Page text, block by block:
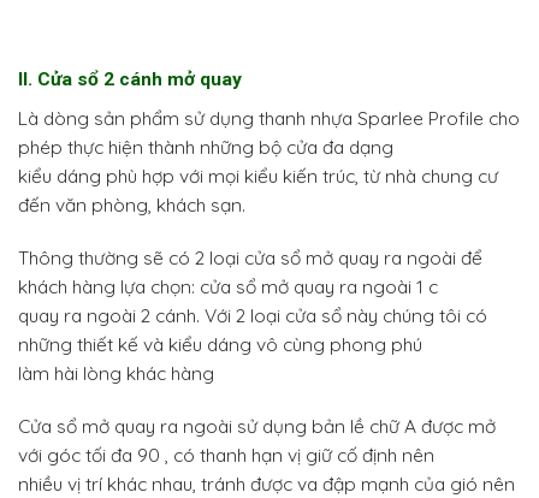
II. Cửa sổ 2 cánh mở quay
Là dòng sản phẩm sử dụng thanh nhựa Sparlee Profile cho
phép thực hiện thành những bộ cửa đa dạng
kiểu dáng phù hợp với mọi kiểu kiến trúc, từ nhà chung cư
đến văn phòng, khách sạn.
Thông thường sẽ có 2 loại cửa sổ mở quay ra ngoài để
khách hàng lựa chọn: cửa sổ mở quay ra ngoài 1 c
quay ra ngoài 2 cánh. Với 2 loại cửa sổ này chúng tôi có
những thiết kế và kiểu dáng vô cùng phong phú
làm hài lòng khác hàng
Cửa sổ mở quay ra ngoài sử dụng bản lề chữ A được mở
với góc tối đa 90 , có thanh hạn vị giữ cố định nên
nhiều vị trí khác nhau, tránh được va đập mạnh của gió nên